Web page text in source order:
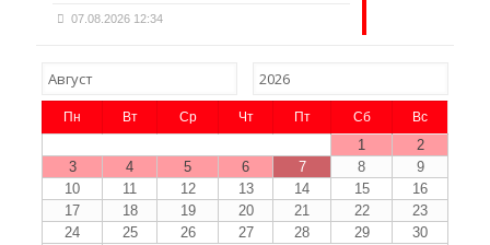
07.08.2026 12:34
Пн Вт Ср Чт Пт Сб Вс
1
2
3
4 5 6 7 8
9
10
11 12 13 14 15
16
17
18 19 20 21 22
23
24
25 26 27 28 29
30